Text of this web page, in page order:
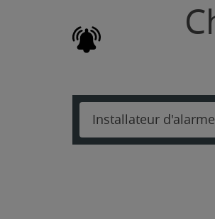
Installateur